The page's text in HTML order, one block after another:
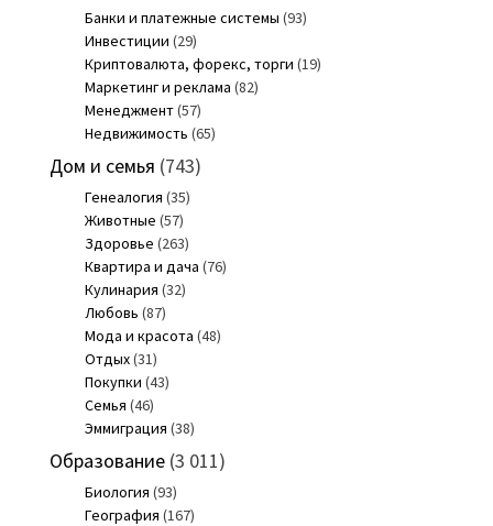
Банки и платежные системы (93)
Инвестиции (29)
Криптовалюта, форекс, торги (19)
Маркетинг и реклама (82)
Менеджмент(57)
Недвижимость (65)
Дом и семья (743)
Генеалогия (35)
Животные (57)
Здоровье (263)
Квартира и дача (76)
Кулинария (32)
Любовь (87)
Мода и красота (48)
Отдых(31)
Покупки (43)
Семья (46)
Эммиграция (38)
Образование(3 011)
Биология (93)
География (167)